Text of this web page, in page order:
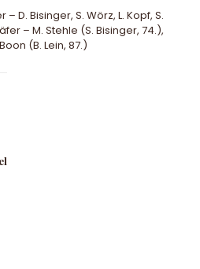
– D. Bisinger, S. Wörz, L. Kopf, S.
– M. Stehle (S. Bisinger, 74.),
(B. Lein, 87.)